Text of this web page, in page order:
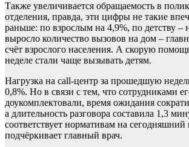
Также увеличивается обращаемость в
отделения, правда, эти цифры не такие
раньше: по взрослым на 4,9%, по детству –
выросло количество вызовов на дом –
счёт взрослого населения. А скорую
неделе стали чаще вызывать детям.
Нагрузка на call-центр за прошедшую
0,8%. Но в связи с тем, что сотрудниками
доукомплектовали, время ожидания
а длительность разговора составила 1,3
соответствует нормативам на сегодняшний
подчёркивает главный врач.